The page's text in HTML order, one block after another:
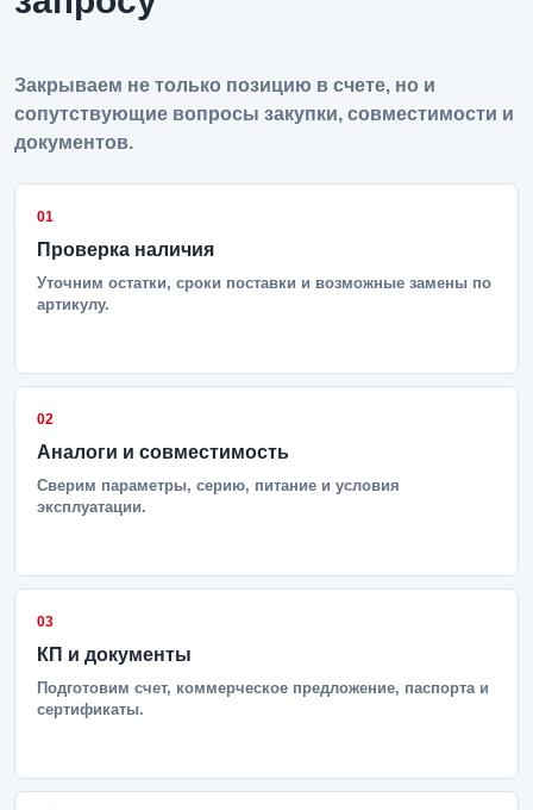
Закрываем не только позицию в счете, но и
сопутствующие вопросы закупки, совместимости и
документов.
01
Проверка наличия
Уточним остатки, сроки поставки и возможные замены по
артикулу.
02
Аналоги и совместимость
Сверим параметры, серию, питание и условия
эксплуатации.
03
КП и документы
Подготовим счет, коммерческое предложение, паспорта и
сертификаты.